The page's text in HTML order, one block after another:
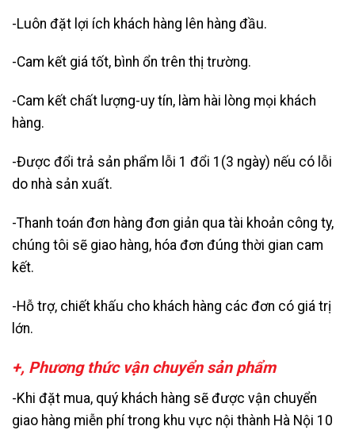
-Luôn đặt lợi ích khách hàng lên hàng đầu.
-Cam kết giá tốt, bình ổn trên thị trường.
-Cam kết chất lượng-uy tín, làm hài lòng mọi khách
hàng.
-Được đổi trả sản phẩm lỗi 1 đổi 1(3 ngày) nếu có lỗi
do nhà sản xuất.
-Thanh toán đơn hàng đơn giản qua tài khoản công ty,
chúng tôi sẽ giao hàng, hóa đơn đúng thời gian cam
kết.
-Hỗ trợ, chiết khấu cho khách hàng các đơn có giá trị
lớn.
+, Phương thức vận chuyển sản phẩm
-Khi đặt mua, quý khách hàng sẽ được vận chuyển
giao hàng miễn phí trong khu vực nội thành Hà Nội 10